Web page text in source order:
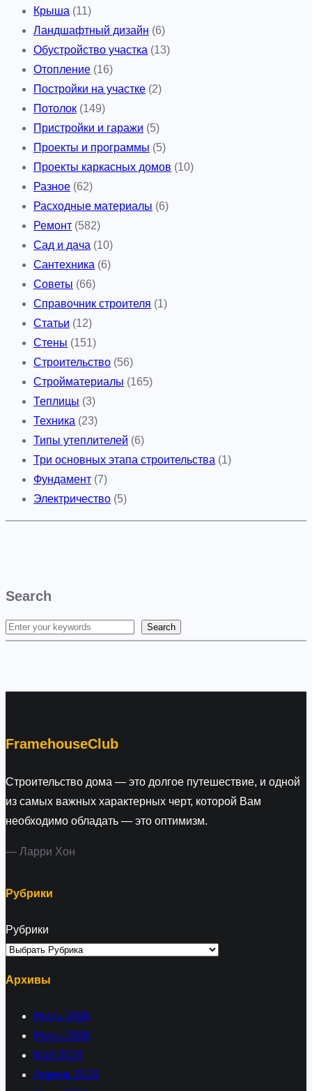
Крыша (11)
Ландшафтный дизайн (6)
Обустройство участка (13)
Отопление (16)
Постройки на участке (2)
Потолок (149)
Пристройки и гаражи (5)
Проекты и программы (5)
Проекты каркасных домов (10)
Разное (62)
Расходные материалы (6)
Ремонт (582)
Сад и дача (10)
Сантехника (6)
Советы (66)
Справочник строителя (1)
Статьи (12)
Стены (151)
Строительство (56)
Стройматериалы (165)
Теплицы (3)
Техника (23)
Типы утеплителей (6)
Три основных этапа строительства (1)
Фундамент (7)
Электричество (5)
Search
S
Search
FramehouseClub
Строительство дома — это долгое путешествие, и одной
из самых важных характерных черт, которой Вам
необходимо обладать — это оптимизм.
— Ларри Хон
Рубрики
Рубрики
Архивы
Июль 2026
Июнь 2026
Май 2026
Апрель 2026